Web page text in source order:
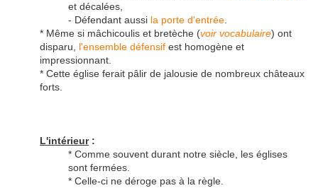
et décalées,
- Défendant aussi la porte d'entrée
* Même si mâchicoulis et bretèche (voir vocabulaire) ont
disparu, l'ensemble défensif est homogène et
impressionnant.
* Cette église ferait pâlir de jalousie de nombreux châteaux
forts.
L'intérieur:
* Comme souvent durant notre siècle, les églises
sont fermées.
* Celle-ci ne déroge pas à la règle.